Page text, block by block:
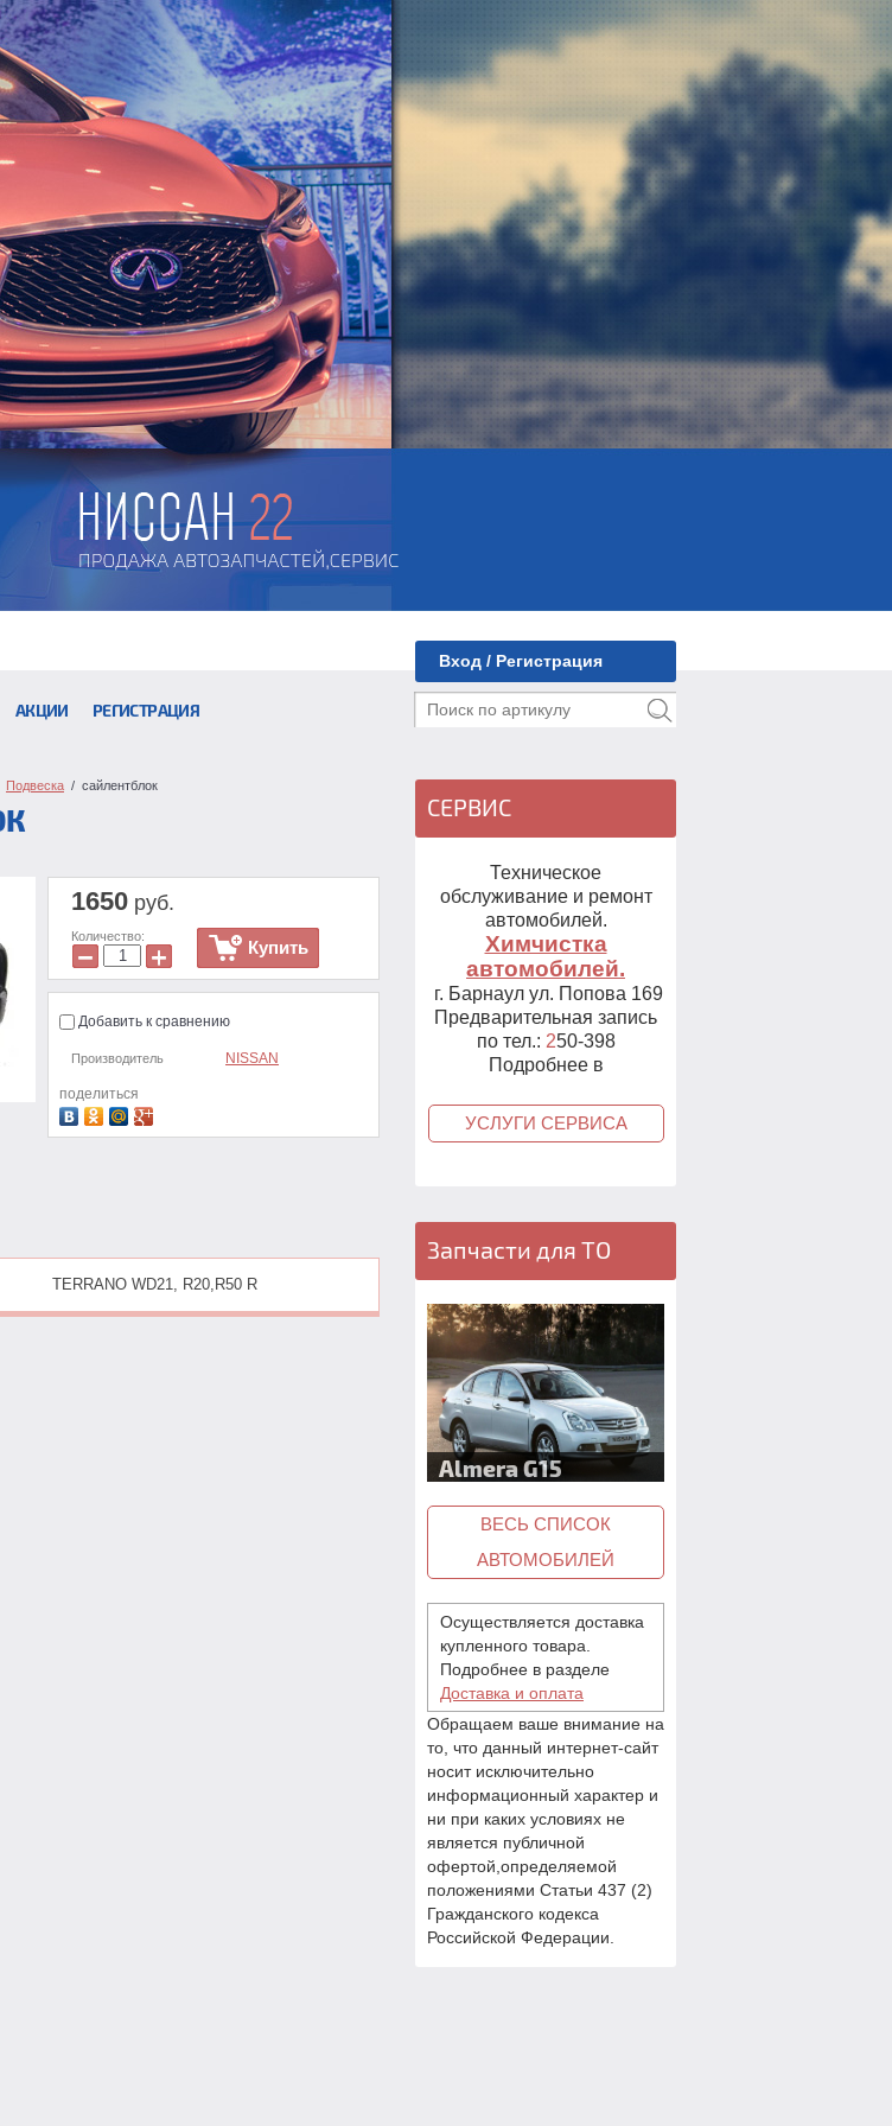
Вход / Регистрация
АКЦИИ РЕГИСТРАЦИЯ
СЕРВИС
Техническое
обслуживание и ремонт
автомобилей.
Химчистка
автомобилей.
г. Барнаул ул. Попова 169
Предварительная запись
по тел.: 250-398
Подробнее в
УСЛУГИ СЕРВИСА
Запчасти для ТО
Juke F15
ВЕСЬ СПИСОК
АВТОМОБИЛЕЙ
Осуществляется доставка
купленного товара.
Подробнее в разделе
Доставка и оплата
Обращаем ваше внимание на
то, что данный интернет-сайт
носит исключительно
информационный характер и
ни при каких условиях не
является публичной
офертой,определяемой
положениями Статьи 437 (2)
Гражданского кодекса
Российской Федерации.
Подвеска
  /  сайлентблок
1650 руб.
Количество:
− + Купить
Добавить к сравнению
Производитель NISSAN
поделиться
TERRANO WD21, R20,R50 R